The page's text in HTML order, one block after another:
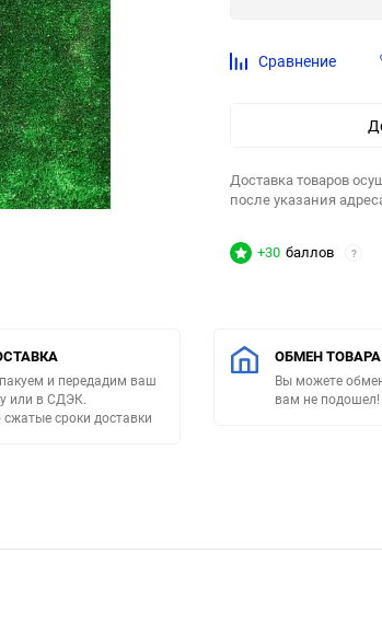
Сравнение
Доставка товаров
после указания
+30 баллов ?
и передадим ваш
или в СДЭК.
сроки доставки
ОБМЕН ТОВАРА
Вы можете
вам не подошел!